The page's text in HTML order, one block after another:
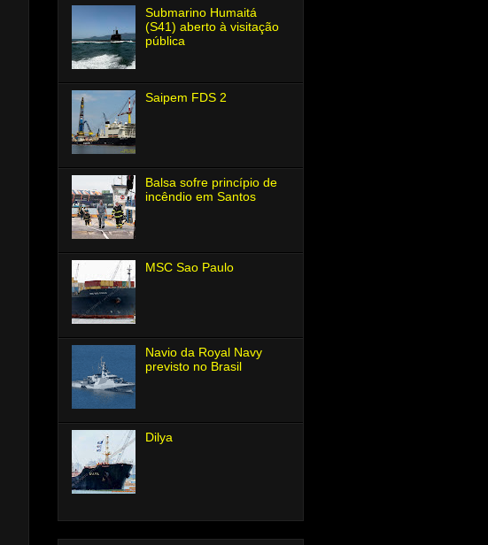
Submarino Humaitá
(S41) aberto à visitação
pública
Saipem FDS 2
Balsa sofre princípio de
incêndio em Santos
MSC Sao Paulo
Navio da Royal Navy
previsto no Brasil
Dilya